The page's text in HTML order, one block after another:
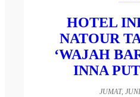
HOTEL
NATOUR
‘WAJAH
INNA
JUMAT,